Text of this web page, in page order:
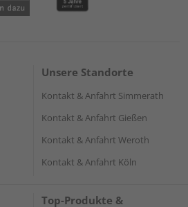
Unsere Standorte
Kontakt & Anfahrt Simmerath
Kontakt & Anfahrt Gießen
Kontakt & Anfahrt Weroth
Kontakt & Anfahrt Köln
Top-Produkte &